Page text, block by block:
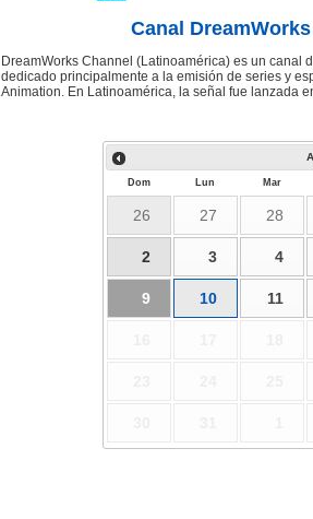
Canal
DreamWorks Channel (Latinoamérica) es un canal
dedicado principalmente a la emisión de series y
Animation. En Latinoamérica, la señal fue lanzada
Dom Lun Mar
26 27 28
2 3 4
9 10 11